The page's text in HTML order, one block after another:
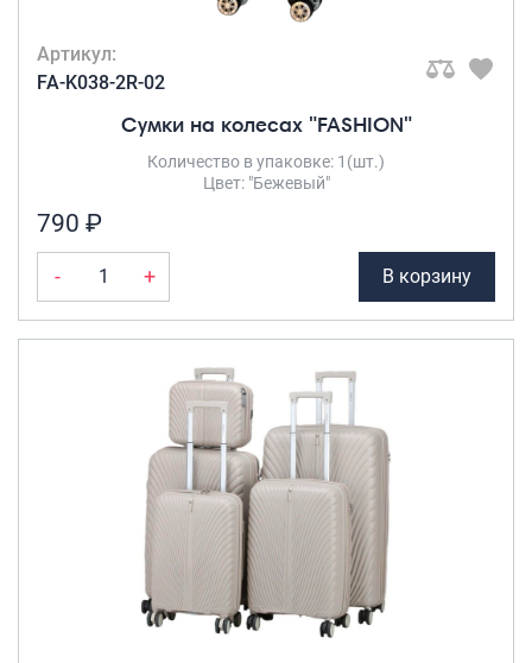
Артикул:
FA-K038-2R-02
Сумки на колесах "FASHION"
Количество в упаковке: 1(шт.)
Цвет: "Бежевый"
790 ₽
- + В корзину